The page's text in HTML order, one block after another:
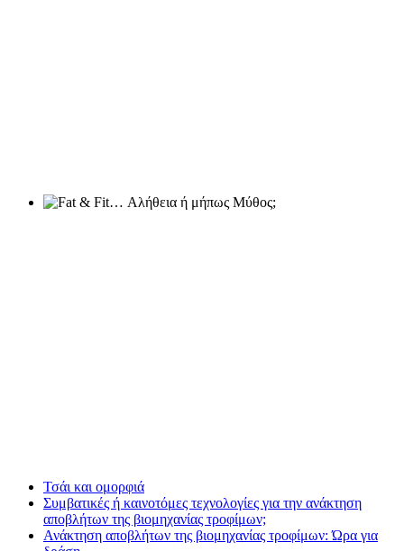
Τσάι και ομορφιά
Συμβατικές ή καινοτόμες τεχνολογίες για την ανάκτηση
αποβλήτων της βιομηχανίας τροφίμων;
Ανάκτηση αποβλήτων της βιομηχανίας τροφίμων: Ώρα για